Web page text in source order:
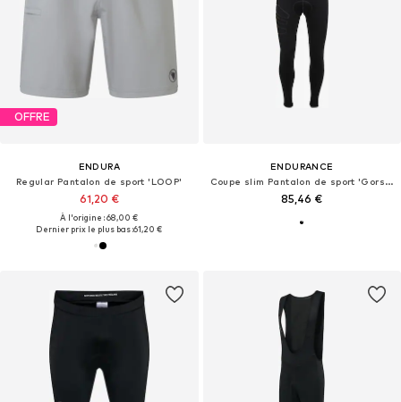
OFFRE
ENDURA
Regular Pantalon de sport 'LOOP'
61,20 €
À l'origine : 68,00 €
Dernier prix le plus bas :61,20 €
ENDURANCE
Coupe slim Pantalon de sport 'Gorsk M'
85,46 €